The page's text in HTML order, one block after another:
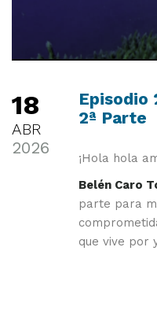
18
ABR
2026
Episodio
2ª Parte
¡Hola hola
Belén Caro
parte para
que vive por